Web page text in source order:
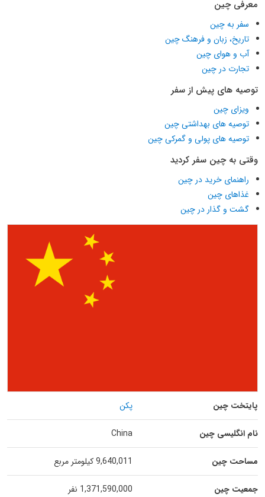
معرفی چین
سفر به چین
تاریخ، زبان و فرهنگ چین
آب و هوای چین
تجارت در چین
توصیه های پیش از سفر
ویزای چین
توصیه های بهداشتی چین
توصیه های پولی و گمرکی چین
وقتی به چین سفر کردید
راهنمای خرید در چین
غذاهای چین
گشت و گذار در چین
پایتخت چین پکن
نام انگلیسی چین China
مساحت چین 9,640,011 کیلومتر مربع
جمعیت چین 1,371,590,000 نفر